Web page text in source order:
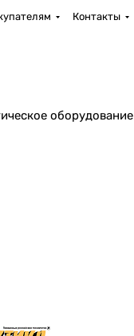
Контакты
оборудование